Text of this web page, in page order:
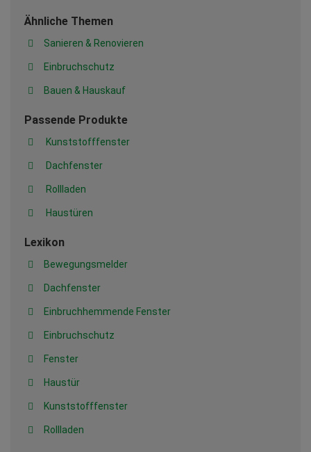
Ähnliche Themen
Sanieren & Renovieren
Einbruchschutz
Bauen & Hauskauf
Passende Produkte
Kunststofffenster
Dachfenster
Rollladen
Haustüren
Lexikon
Bewegungsmelder
Dachfenster
Einbruchhemmende Fenster
Einbruchschutz
Fenster
Haustür
Kunststofffenster
Rollladen